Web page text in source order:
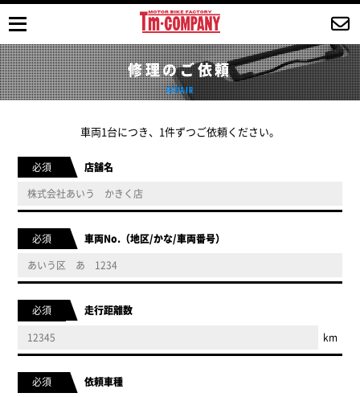
修理のご依頼
REPAIR
車両1台につき、1件ずつご依頼ください。
必須 店舗名
必須 車両No.（地区/かな/車両番号）
必須 走行距離数
km
必須 依頼車種